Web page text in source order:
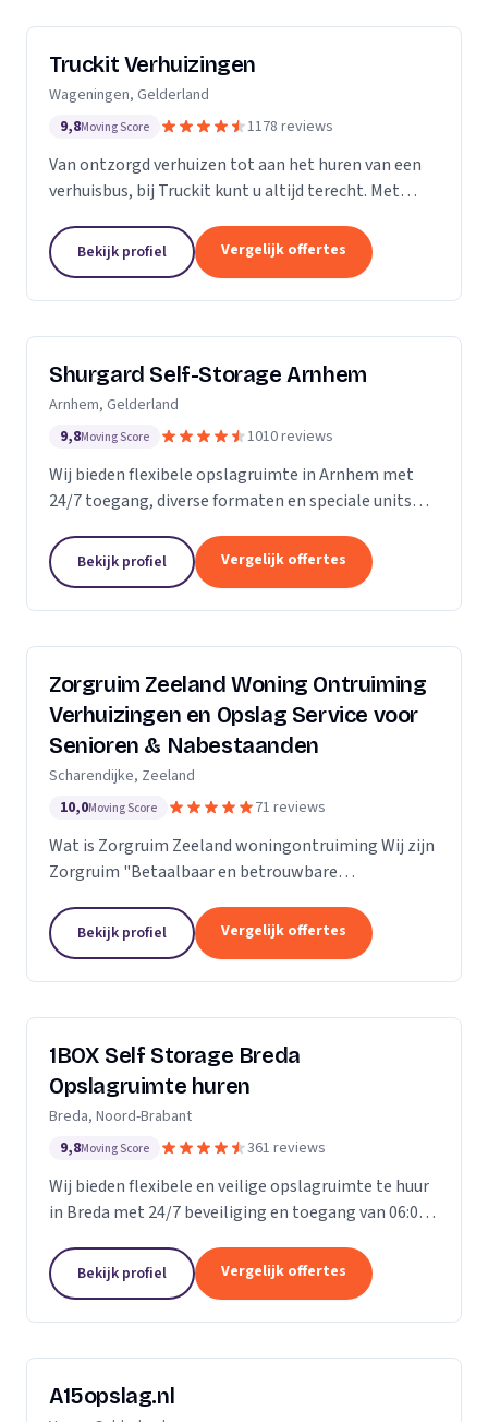
Truckit Verhuizingen
Wageningen, Gelderland
9,8Moving Score 1178 reviews
Van ontzorgd verhuizen tot aan het huren van een
verhuisbus, bij Truckit kunt u altijd terecht. Met
klanten geholpen door heel Nederland.
Bekijk profiel Vergelijk offertes
Shurgard Self-Storage Arnhem
Arnhem, Gelderland
9,8Moving Score 1010 reviews
Wij bieden flexibele opslagruimte in Arnhem met
24/7 toegang, diverse formaten en speciale units
opslag.Bekijk profiel Vergelijk offertes
Zorgruim Zeeland Woning Ontruiming
Verhuizingen en Opslag Service voor
Senioren & Nabestaanden
Scharendijke, Zeeland
10,0Moving Score 71 reviews
Wat is Zorgruim Zeeland woningontruiming Wij zijn
Zorgruim "Betaalbaar en betrouwbare
kleine verhuizingen.” Onze Kwaliteit is namelijk zo
ongelofelijk...
Bekijk profiel Vergelijk offertes
1BOX Self Storage Breda
Opslagruimte huren
Breda, Noord-Brabant
9,8Moving Score 361 reviews
Wij bieden flexibele en veilige opslagruimte te huur
in Breda met 24/7 beveiliging en toegang van 06:00
Bekijk profiel Vergelijk offertes
A15opslag.nl